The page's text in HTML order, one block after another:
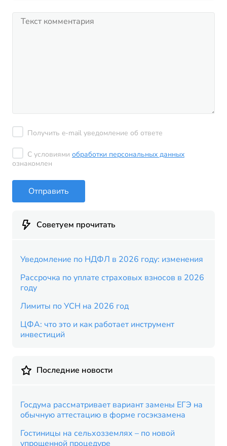
Получить e-mail уведомление об ответе
С условиями обработки персональных данных
ознакомлен
Отправить
Советуем прочитать
Уведомление по НДФЛ в 2026 году: изменения
Рассрочка по уплате страховых взносов в 2026
году
Лимиты по УСН на 2026 год
ЦФА: что это и как работает инструмент
инвестиций
Последние новости
Госдума рассматривает вариант замены ЕГЭ на
обычную аттестацию в форме госэкзамена
Гостиницы на сельхозземлях – по новой
упрощенной процедуре